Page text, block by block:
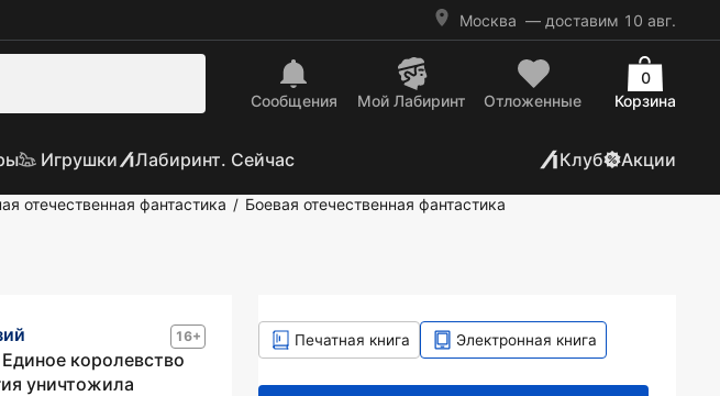
Москва — доставим 10 авг.
Сообщения Mой Лабиринт Отложенные Корзина
0
Игрушки Лабиринт. Сейчас Клуб Акции
отечественная фантастика / Боевая отечественная фантастика
16+
королевство
уничтожила
Печатная книга Электронная книга